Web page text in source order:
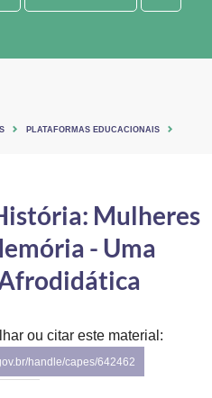
Humanos
PLATAFORMAS EDUCACIONAIS
Mulheres
- Uma
ou citar este material:
handle/capes/642462